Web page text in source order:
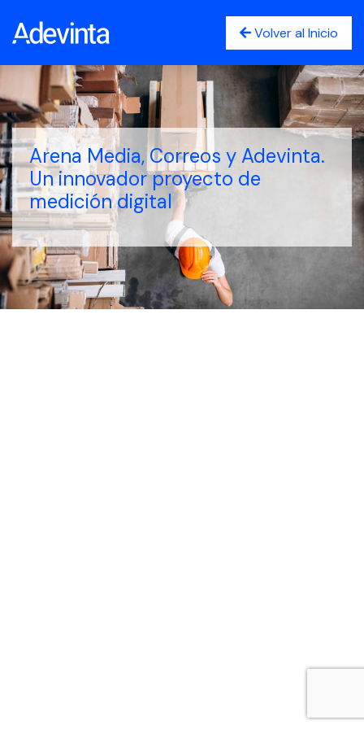
Volver al Inicio
Arena Media, Correos y Adevinta.
Un innovador proyecto de
medición digital